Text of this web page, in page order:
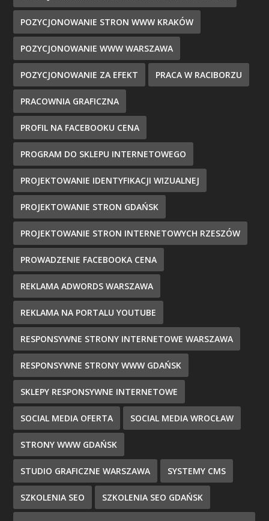
POZYCJONOWANIE STRON WWW KRAKÓW
POZYCJONOWANIE WWW WARSZAWA
POZYCJONOWANIE ZA EFEKT PRACA W RACIBORZU
PRACOWNIA GRAFICZNA
PROFIL NA FACEBOOKU CENA
PROGRAM DO SKLEPU INTERNETOWEGO
PROJEKTOWANIE IDENTYFIKACJI WIZUALNEJ
PROJEKTOWANIE STRON GDAŃSK
PROJEKTOWANIE STRON INTERNETOWYCH RZESZÓW
PROWADZENIE FACEBOOKA CENA
REKLAMA ADWORDS WARSZAWA
REKLAMA NA PORTALU YOUTUBE
RESPONSYWNE STRONY INTERNETOWE WARSZAWA
RESPONSYWNE STRONY WWW GDAŃSK
SKLEPY RESPONSYWNE INTERNETOWE
SOCIAL MEDIA OFERTA SOCIAL MEDIA WROCŁAW
STRONY WWW GDAŃSK
STUDIO GRAFICZNE WARSZAWA SYSTEMY CMS
SZKOLENIA SEO SZKOLENIA SEO GDAŃSK